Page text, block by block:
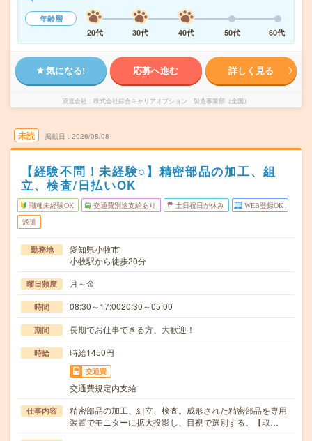
年齢層
20代
30代 40代 50代 60代
気になる! 応募へ進む 詳しく見る
派遣会社 株式会社綜合キャリアオプション 製造事業部（全国）
未読 掲載日 2026/08/08
【経験不問！未経験○】精密部品の加工、組
立、検査/日払いOK
職種未経験OK 交通費別途支給あり 土日祝日が休み WEB登録OK
派遣
勤務地
愛知県小牧市
小牧駅から徒歩20分
曜日頻度 月～金
時間 08:30～17:0020:30～05:00
期間 長期でお仕事できる方、大歓迎！
時給 時給1450円
交通費
交通費規定内支給
仕事内容
精密部品の加工、組立、検査。成形された精密部品を専用
装置でモニターに拡大投影し、目視で選別する。【取…